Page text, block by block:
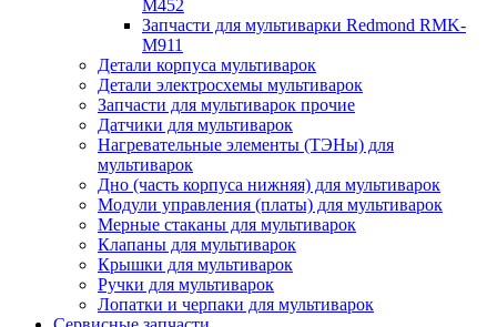
M452
Запчасти для мультиварки Redmond RMK-
M911
Детали корпуса мультиварок
Детали электросхемы мультиварок
Запчасти для мультиварок прочие
Датчики для мультиварок
Нагревательные элементы (ТЭНы) для
мультиварок
Дно (часть корпуса нижняя) для мультиварок
Модули управления (платы) для мультиварок
Мерные стаканы для мультиварок
Клапаны для мультиварок
Крышки для мультиварок
Ручки для мультиварок
Лопатки и черпаки для мультиварок